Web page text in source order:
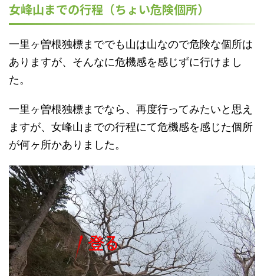
女峰山までの行程（ちょい危険個所）
一里ヶ曽根独標まででも山は山なので危険な個所は
ありますが、そんなに危機感を感じずに行けまし
た。
一里ヶ曽根独標までなら、再度行ってみたいと思え
ますが、女峰山までの行程にて危機感を感じた個所
が何ヶ所かありました。